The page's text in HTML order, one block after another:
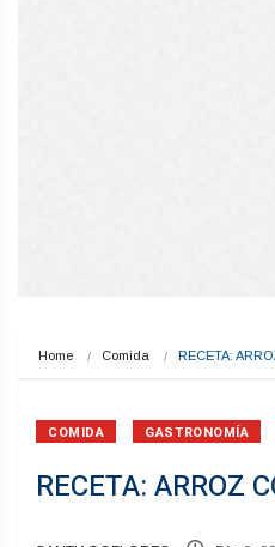
Home Comida RECETA:
COMIDA GASTRONOMÍA
RECETA: ARROZ